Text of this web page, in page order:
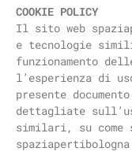
COOKIE POLICY
Il sito web
e tecnologie
funzionamento
l’esperienza di
presente
dettagliate
similari, su